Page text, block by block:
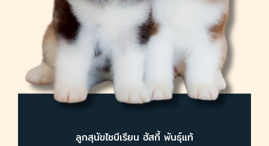
ลูกสุนัขไซบีเรียน ฮัสกี้ พันธุ์แท้